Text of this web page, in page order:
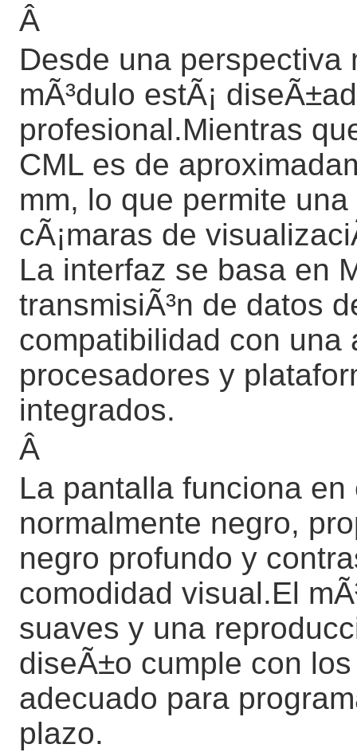
Â
Desde una perspectiva
mÃ³dulo estÃ¡
profesional.Mientras
CML es de
mm, lo que permite
cÃ¡maras de
La interfaz se basa en
transmisiÃ³n de datos
compatibilidad con una
procesadores y
integrados.
Â
La pantalla funciona en
normalmente negro,
negro profundo y
comodidad visual.El
suaves y una
diseÃ±o cumple con
adecuado para
plazo.